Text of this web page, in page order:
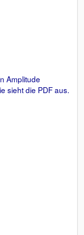
Amplitude
sieht die PDF aus.